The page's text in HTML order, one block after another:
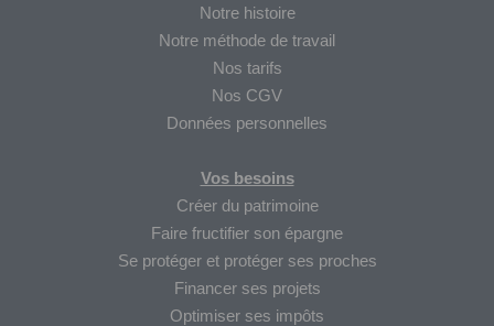
Notre histoire
Notre méthode de travail
Nos tarifs
Nos CGV
Données personnelles
Vos besoins
Créer du patrimoine
Faire fructifier son épargne
Se protéger et protéger ses proches
Financer ses projets
Optimiser ses impôts